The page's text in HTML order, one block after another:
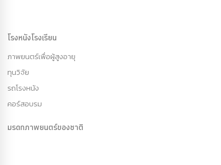
โรงหนังโรงเรียน
ภาพยนตร์เพื่อผู้สูงอายุ
ทุนวิจัย
รถโรงหนัง
คอร์สอบรม
มรดกภาพยนตร์ของชาติ